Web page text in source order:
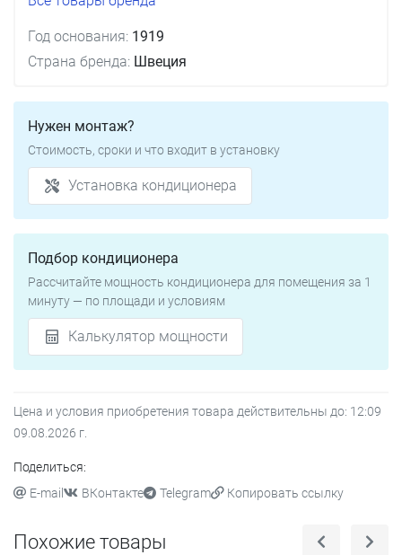
Год основания: 1919
Страна бренда: Швеция
Нужен монтаж?
Стоимость, сроки и что входит в установку
Установка кондиционера
Подбор кондиционера
Рассчитайте мощность кондиционера для помещения за 1
минуту — по площади и условиям
Калькулятор мощности
Цена и условия приобретения товара действительны до: 12:09
09.08.2026 г.
Поделиться:
E-mail
ВКонтакте Telegram Копировать ссылку
Похожие товары